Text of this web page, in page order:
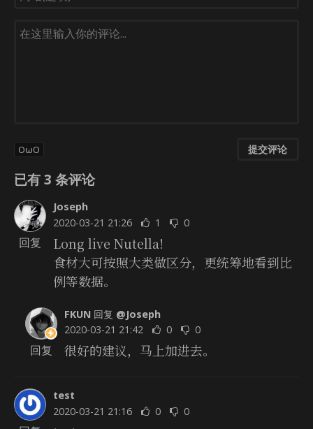
OωO 提交评论
已有 3 条评论
Joseph
2020-03-21 21:26
1 0
Long live Nutella!
食材大可按照大类做区分，更统筹地看到比
例等数据。
回复
FKUN 回复 @Joseph
2020-03-21 21:42
0 0
很好的建议，马上加进去。
回复
test
2020-03-21 21:16
0 0